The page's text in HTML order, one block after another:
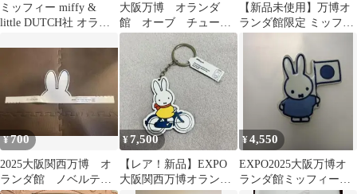
ミッフィー miffy &
little DUTCH社 オラン
大阪万博 オランダ
館 オーブ チューリ
ップ ミッフィー ぬ
いぐるみ キーホルダ
【新品未使用】万博オ
ランダ館限定 ミッフィ
¥700
2025大阪関西万博 オ
ランダ館 ノベルテ
¥7,500
【レア！新品】EXPO
大阪関西万博オランダ
¥4,550
EXPO2025大阪万博オ
ランダ館ミッフィー陶